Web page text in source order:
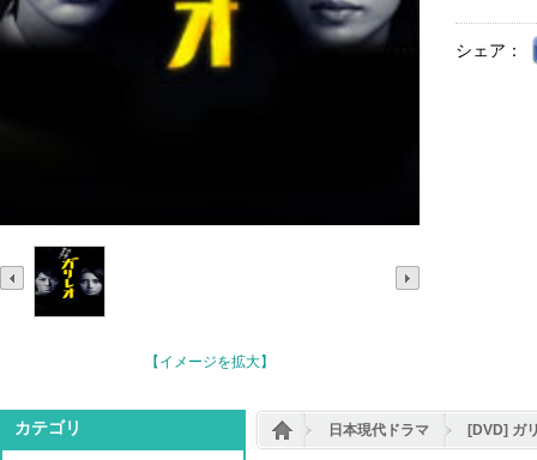
【イメージを拡大】
シェア：
カテゴリ 日本現代ドラマ [DVD] ガ